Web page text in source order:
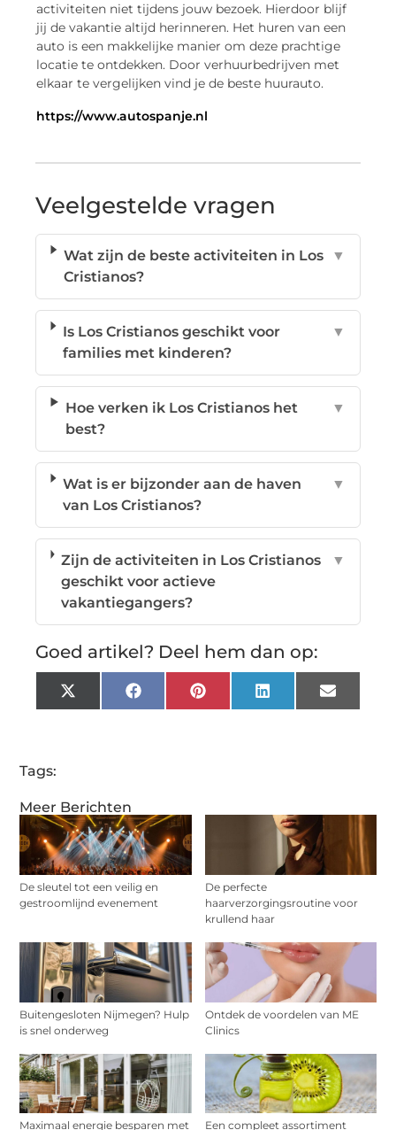
Meer Berichten
De sleutel tot een veilig en
gestroomlijnd evenement
De perfecte
haarverzorgingsroutine voor
krullend haar
Buitengesloten Nijmegen? Hulp
is snel onderweg
Ontdek de voordelen van ME
Clinics
Maximaal energie besparen met Een compleet assortiment
activiteiten niet tijdens jouw bezoek. Hierdoor blijf
jij de vakantie altijd herinneren. Het huren van een
auto is een makkelijke manier om deze prachtige
locatie te ontdekken. Door verhuurbedrijven met
elkaar te vergelijken vind je de beste huurauto.
https://www.autospanje.nl
Veelgestelde vragen
Wat zijn de beste activiteiten in Los
Cristianos?
▼
Is Los Cristianos geschikt voor
families met kinderen?
▼
Hoe verken ik Los Cristianos het
best?
▼
Wat is er bijzonder aan de haven
van Los Cristianos?
▼
Zijn de activiteiten in Los Cristianos
geschikt voor actieve
vakantiegangers?
▼
Goed artikel? Deel hem dan op:
X
(Twitter)
FacebookPinterestLinkedInEmail
Tags: